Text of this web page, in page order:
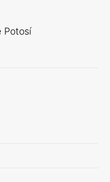
Potosí